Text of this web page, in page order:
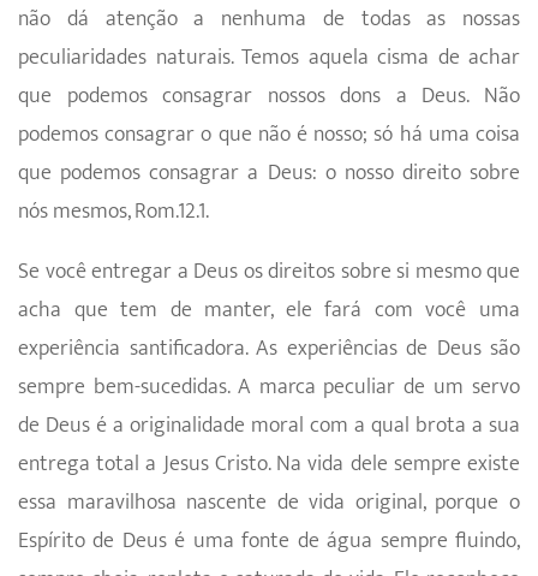
não dá atenção a nenhuma de todas as nossas
peculiaridades naturais. Temos aquela cisma de achar
que podemos consagrar nossos dons a Deus. Não
podemos consagrar o que não é nosso; só há uma coisa
que podemos consagrar a Deus: o nosso direito sobre
nós mesmos, Rom.12.1.
Se você entregar a Deus os direitos sobre si mesmo que
acha que tem de manter, ele fará com você uma
experiência santificadora. As experiências de Deus são
sempre bem-sucedidas. A marca peculiar de um servo
de Deus é a originalidade moral com a qual brota a sua
entrega total a Jesus Cristo. Na vida dele sempre existe
essa maravilhosa nascente de vida original, porque o
Espírito de Deus é uma fonte de água sempre fluindo,